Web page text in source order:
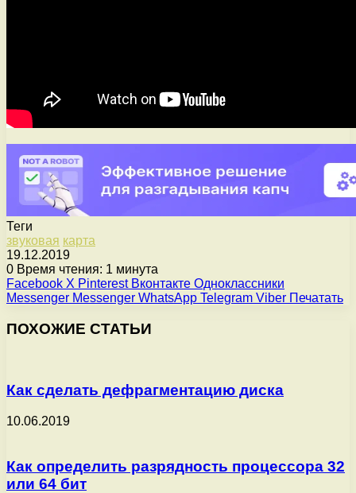
Теги
звуковая карта
19.12.2019
0 Время чтения: 1 минута
Facebook X Pinterest Вконтакте Одноклассники
Messenger Messenger WhatsApp Telegram Viber Печатать
ПОХОЖИЕ СТАТЬИ
Как сделать дефрагментацию диска
10.06.2019
Как определить разрядность процессора 32
или 64 бит